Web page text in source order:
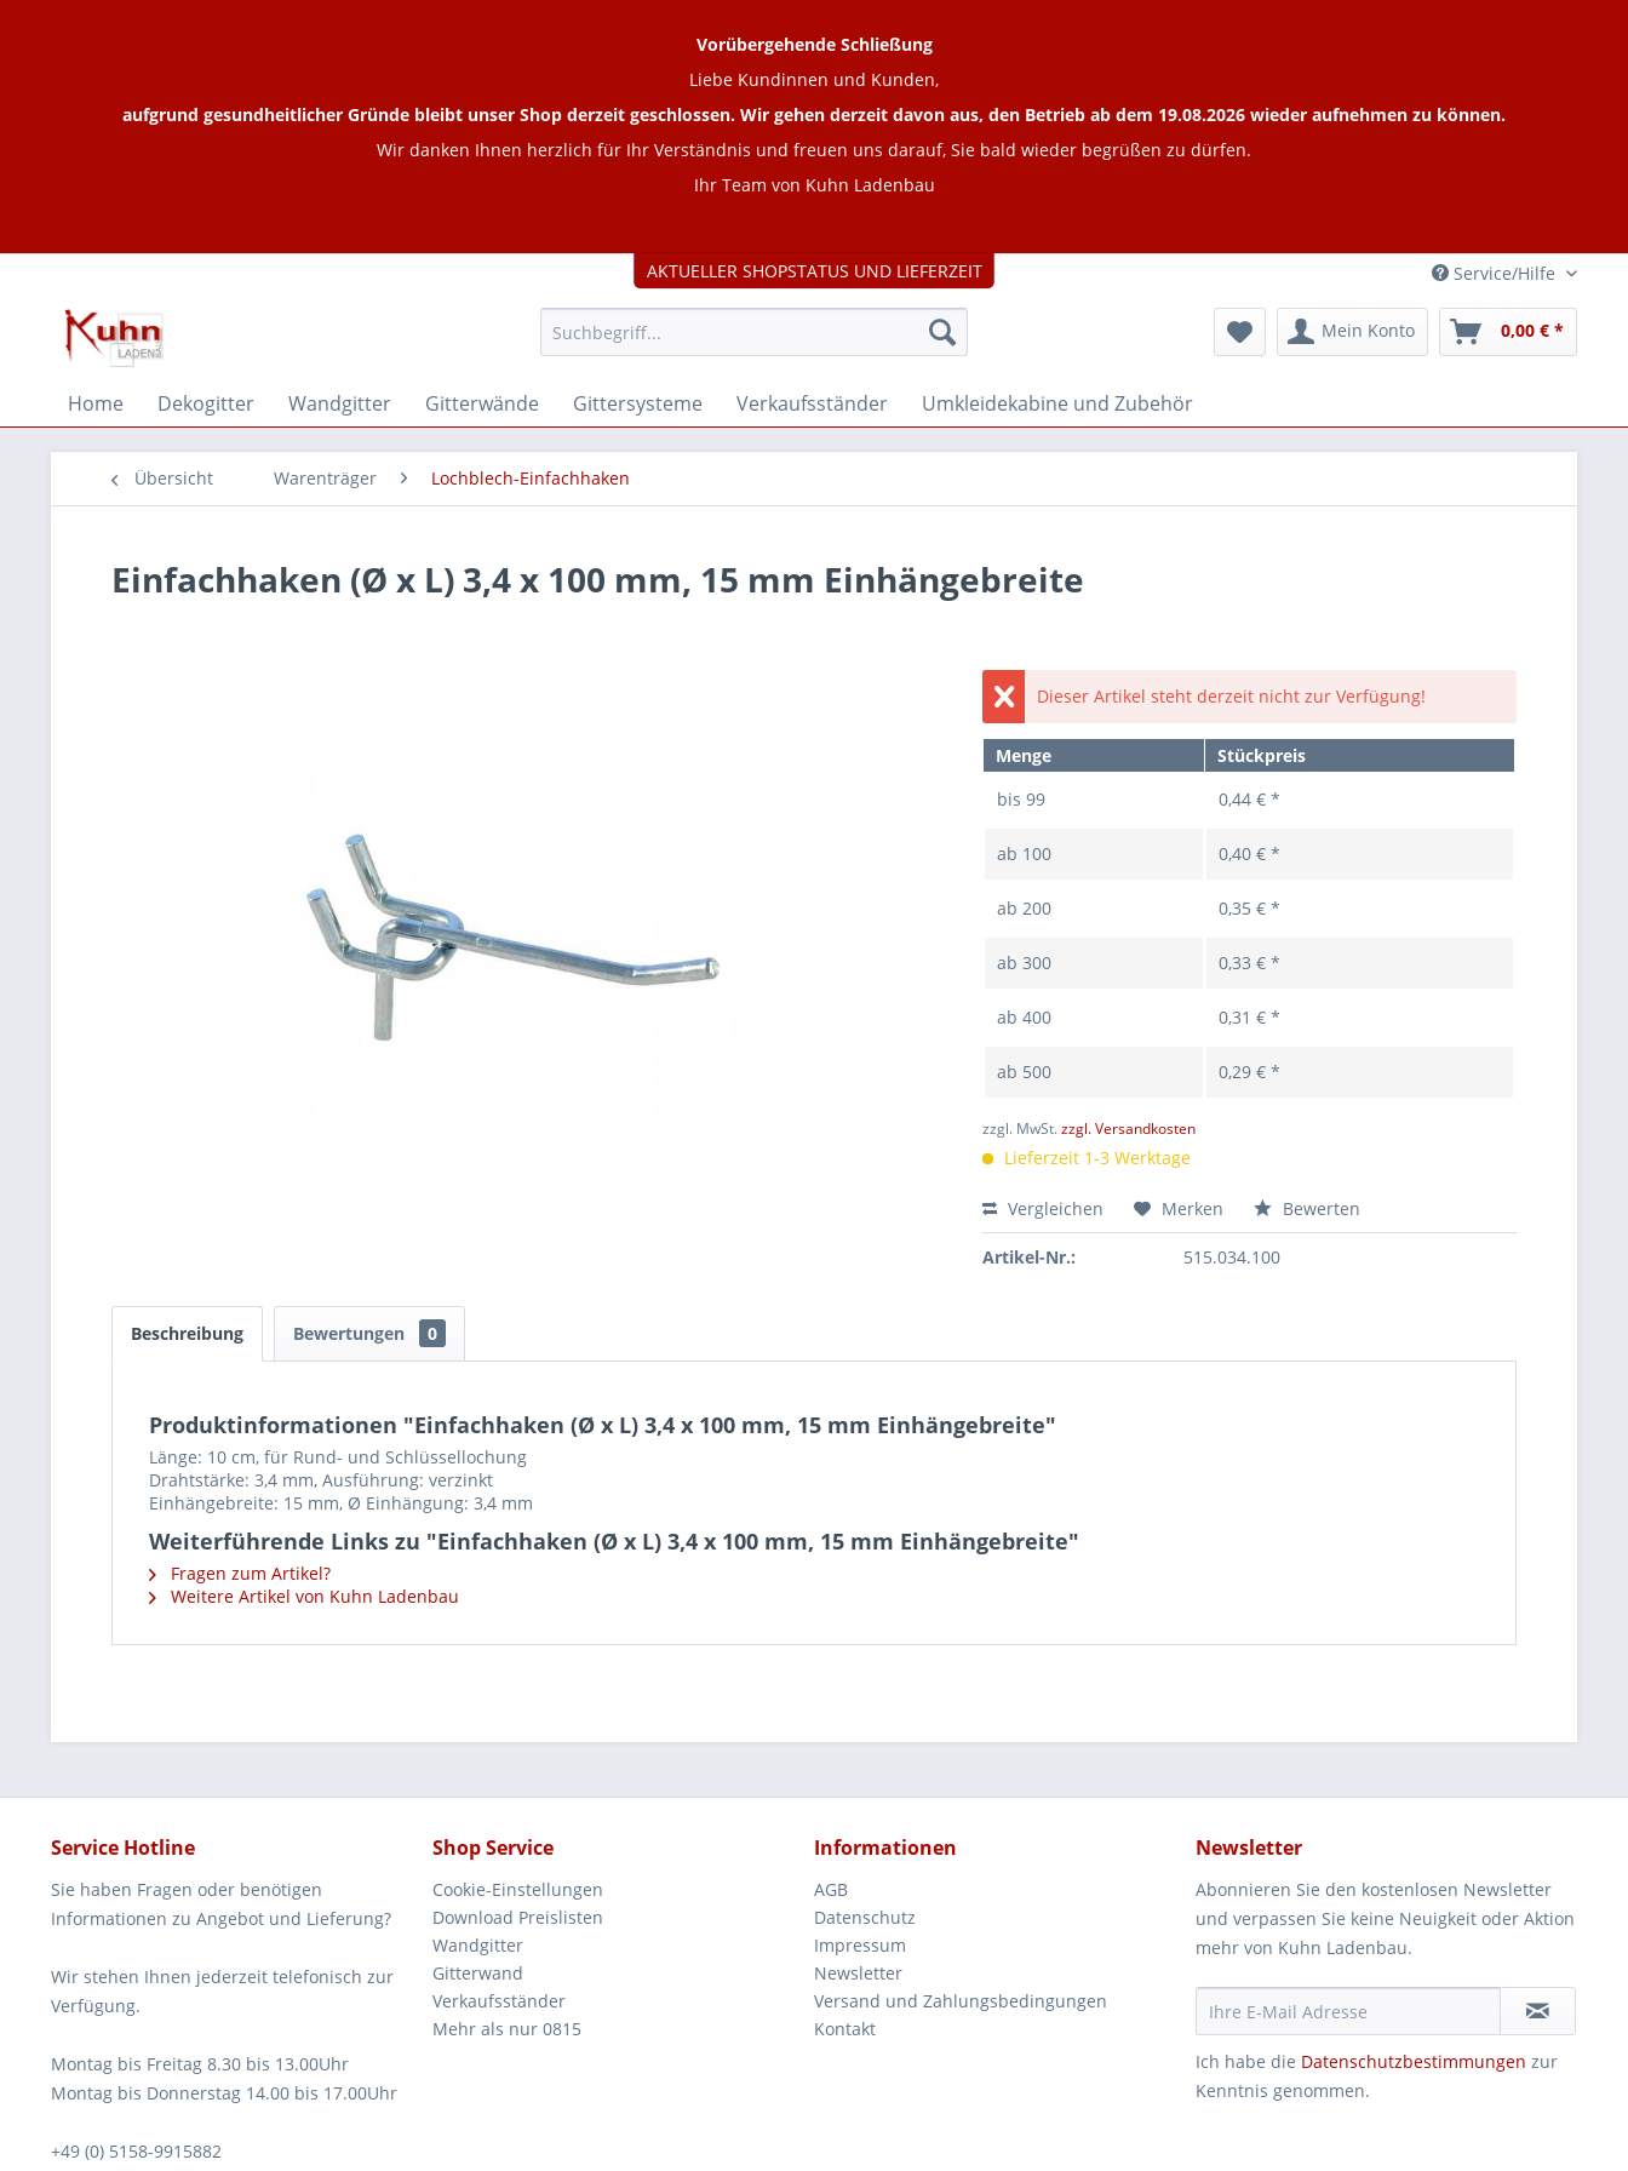
Service/Hilfe
Mein Konto 0,00 € *
Home Dekogitter Wandgitter Gitterwände Gittersysteme Verkaufsständer Umkleidekabine und Zubehör
Übersicht Warenträger Lochblech-Einfachhaken
Einfachhaken (Ø x L) 3,4 x 100 mm, 15 mm Einhängebreite
Dieser Artikel steht derzeit nicht zur Verfügung!
Menge
Stückpreis
bis99 0,44 € *
ab 100 0,40 € *
ab200 0,35 € *
ab300 0,33 € *
ab400 0,31 € *
ab 500 0,29 € *
zzgl. MwSt.zzgl. Versandkosten
Lieferzeit 1-3 Werktage
Vergleichen Merken Bewerten
Artikel-Nr.: 515.034.100
Beschreibung Bewertungen 0
Produktinformationen "Einfachhaken (Ø x L) 3,4 x 100 mm, 15 mm Einhängebreite"
Länge: 10 cm, für Rund- und Schlüssellochung
Drahtstärke: 3,4 mm, Ausführung: verzinkt
Einhängebreite: 15 mm, Ø Einhängung: 3,4 mm
Weiterführende Links zu "Einfachhaken (Ø x L) 3,4 x 100 mm, 15 mm Einhängebreite"
Fragen zum Artikel?
Weitere Artikel von Kuhn Ladenbau
AKTUELLER SHOPSTATUS UND LIEFERZEIT
Vorübergehende Schließung
Liebe Kundinnen und Kunden,
aufgrund gesundheitlicher Gründe bleibt unser Shop derzeit geschlossen. Wir gehen derzeit davon aus, den Betrieb ab dem 19.08.2026 wieder aufnehmen zu können.
Wir danken Ihnen herzlich für Ihr Verständnis und freuen uns darauf, Sie bald wieder begrüßen zu dürfen.
Ihr Team von Kuhn Ladenbau
Service Hotline
Sie haben Fragen oder benötigen
Informationen zu Angebot und Lieferung?
Wir stehen Ihnen jederzeit telefonisch zur
Verfügung.
Montag bis Freitag 8.30 bis 13.00Uhr
Montag bis Donnerstag 14.00 bis 17.00Uhr
+49 (0) 5158-9915882
Shop Service
Cookie-Einstellungen
Download Preislisten
Wandgitter
Gitterwand
Verkaufsständer
Mehr als nur 0815
Informationen
AGB
Datenschutz
Impressum
Newsletter
Versand und Zahlungsbedingungen
Kontakt
Newsletter
Abonnieren Sie den kostenlosen Newsletter
und verpassen Sie keine Neuigkeit oder Aktion
mehr von Kuhn Ladenbau.
Ich habe die Datenschutzbestimmungen zur
Kenntnis genommen.